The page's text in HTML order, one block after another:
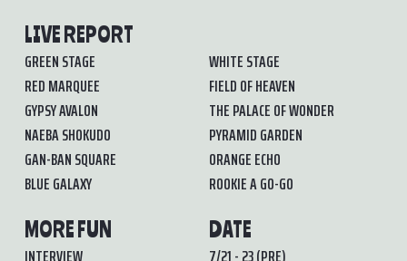
LIVE REPORT
GREEN STAGE
WHITE STAGE
RED MARQUEE
FIELD OF HEAVEN
GYPSY AVALON
THE PALACE OF WONDER
NAEBA SHOKUDO
PYRAMID GARDEN
GAN-BAN SQUARE
ORANGE ECHO
BLUE GALAXY
ROOKIE A GO-GO
MORE FUN
DATE